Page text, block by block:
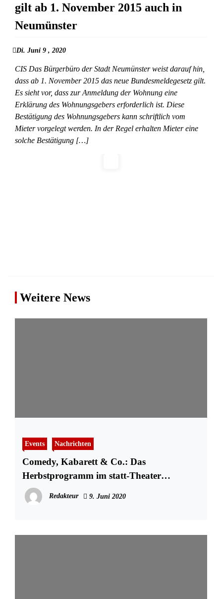
gilt ab 1. November 2015 auch in
Neumünster
Di. Juni 9 , 2020
CIS Das Bürgerbüro der Stadt Neumünster weist darauf hin,
dass ab 1. November 2015 das neue Bundesmeldegesetz gilt.
Es sieht vor, dass zur Anmeldung der Wohnung eine
Erklärung des Wohnungsgebers erforderlich ist. Diese
Bestätigung des Wohnungsgebers kann schriftlich vom
Mieter vorgelegt werden. In der Regel erhalten Mieter eine
solche Bestätigung […]
Weitere News
Events Nachrichten
Comedy, Kabarett & Co.: Das
Herbstprogramm im statt-Theater
Neumünster
Redakteur 9. Juni 2020